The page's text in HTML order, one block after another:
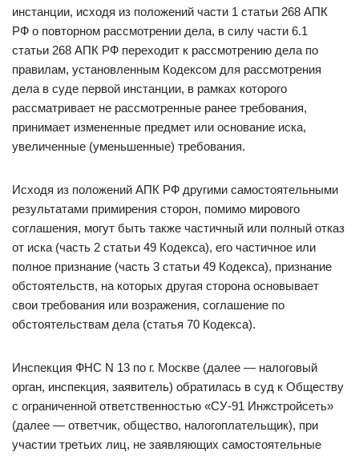
инстанции, исходя из положений части 1 статьи 268 АПК
РФ о повторном рассмотрении дела, в силу части 6.1
статьи 268 АПК РФ переходит к рассмотрению дела по
правилам, установленным Кодексом для рассмотрения
дела в суде первой инстанции, в рамках которого
рассматривает не рассмотренные ранее требования,
принимает измененные предмет или основание иска,
увеличенные (уменьшенные) требования.
Исходя из положений АПК РФ другими самостоятельными
результатами примирения сторон, помимо мирового
соглашения, могут быть также частичный или полный отказ
от иска (часть 2 статьи 49 Кодекса), его частичное или
полное признание (часть 3 статьи 49 Кодекса), признание
обстоятельств, на которых другая сторона основывает
свои требования или возражения, соглашение по
обстоятельствам дела (статья 70 Кодекса).
Инспекция ФНС N 13 по г. Москве (далее — налоговый
орган, инспекция, заявитель) обратилась в суд к Обществу
с ограниченной ответственностью «СУ-91 Инжстройсеть»
(далее — ответчик, общество, налогоплательщик), при
участии третьих лиц, не заявляющих самостоятельные